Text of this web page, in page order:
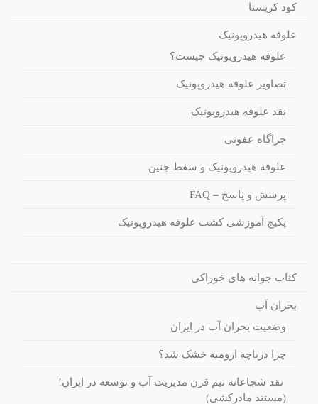
کود کریستا
علوفه هیدروپونیک
علوفه هیدروپونیک چیست؟
تصاویر علوفه هیدروپونیک
نقد علوفه هیدروپونیک
چراگاه عفونی
علوفه هیدروپونیک و سقط جنین
پرسش و پاسخ – FAQ
پکیج آموزشی کشت علوفه هیدروپونیک
کتاب جوانه های خوراکی
بحران آب
وضعیت بحران آب در ایران
چرا دریاچه ارومیه خشک شد؟
نقد شجاعانه نیم قرن مدیریت آب و توسعه در ایران!
(مستند مادرکشی)